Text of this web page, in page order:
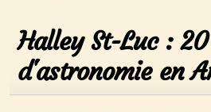
Halley St-Luc :
d'astronomie en